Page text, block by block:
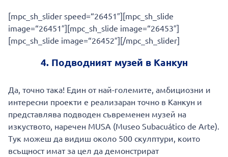
[mpc_sh_slider speed=“26451″][mpc_sh_slide
image=“26451″][mpc_sh_slide image=“26453″]
[mpc_sh_slide image=“26452″][/mpc_sh_slider]
4. Подводният музей в Канкун
Да, точно така! Един от най-големите, амбициозни и
интересни проекти е реализаран точно в Канкун и
представлява подводен съвременен музей на
изкуството, наречен MUSA (Museo Subacuático de Arte).
Тук можеш да видиш около 500 скулптури, които
всъщност имат за цел да демонстрират